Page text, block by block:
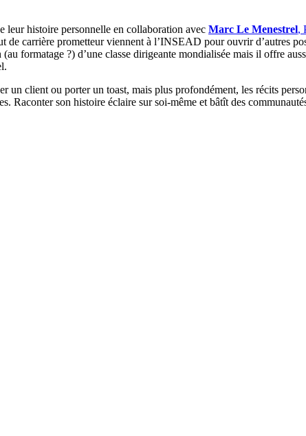
leur histoire personnelle en collaboration avec Marc Le Menestrel,
carrière prometteur viennent à l’INSEAD pour ouvrir d’autres
formatage ?) d’une classe dirigeante mondialisée mais il offre
client ou porter un toast, mais plus profondément, les récits
Raconter son histoire éclaire sur soi-même et bâtît des